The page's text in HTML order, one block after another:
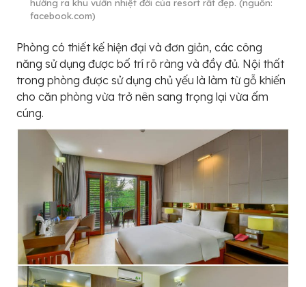
hướng ra khu vườn nhiệt đới của resort rất đẹp. (nguồn:
facebook.com)
Phòng có thiết kế hiện đại và đơn giản, các công
năng sử dụng được bố trí rõ ràng và đầy đủ. Nội thất
trong phòng được sử dụng chủ yếu là làm từ gỗ khiến
cho căn phòng vừa trở nên sang trọng lại vừa ấm
cúng.